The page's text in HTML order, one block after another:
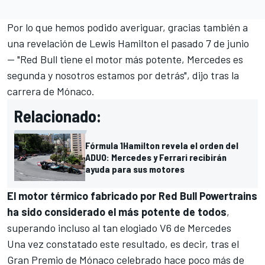
Por lo que hemos podido averiguar, gracias también a
una revelación de Lewis Hamilton el pasado 7 de junio
— "Red Bull tiene el motor más potente, Mercedes es
segunda y nosotros estamos por detrás", dijo tras la
carrera de Mónaco.
Relacionado:
Fórmula 1Hamilton revela el orden del
ADUO: Mercedes y Ferrari recibirán
ayuda para sus motores
El motor térmico fabricado por Red Bull Powertrains
ha sido considerado el más potente de todos,
superando incluso al tan elogiado V6 de Mercedes
Una vez constatado este resultado, es decir, tras el
Gran Premio de Mónaco celebrado hace poco más de